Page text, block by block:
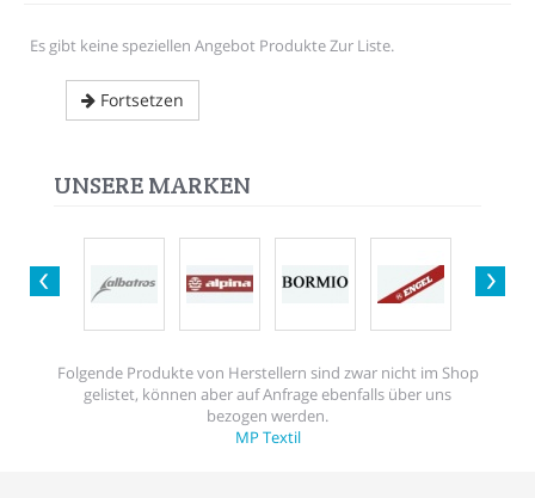
Es gibt keine speziellen Angebot Produkte Zur Liste.
Fortsetzen
UNSERE MARKEN
Folgende Produkte von Herstellern sind zwar nicht im Shop
gelistet, können aber auf Anfrage ebenfalls über uns
bezogen werden.
MP Textil